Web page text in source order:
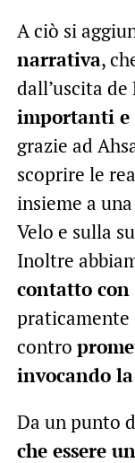
A ciò si
narrativa,
dall’uscita de
importanti
grazie ad
scoprire le
insieme a
Velo e sulla
Inoltre
contatto
praticamente
contro
invocando
Da un punto
che essere